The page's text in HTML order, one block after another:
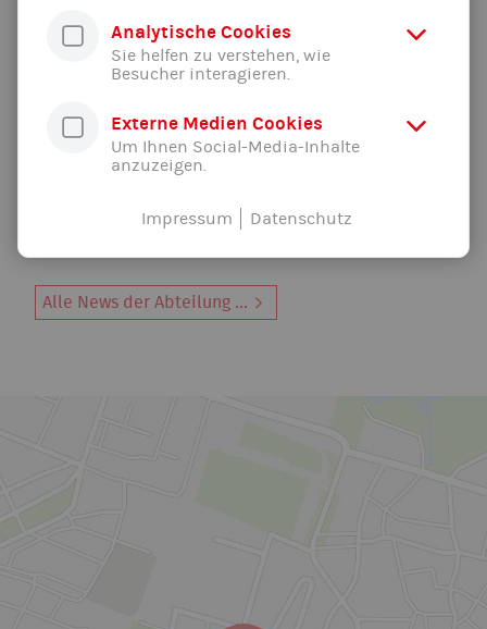
Daniel Beck
Abteilungsleiter Turnen
E-Mail schreiben
Alle News der Abteilung ...
Analytische Cookies
Sie helfen zu verstehen, wie
Besucher interagieren.
Externe Medien Cookies
Um Ihnen Social-Media-Inhalte
anzuzeigen.
Impressum Datenschutz